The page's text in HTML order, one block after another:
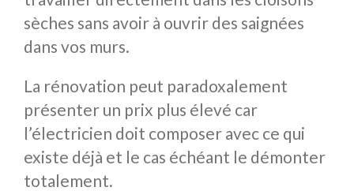
sèches sans avoir à ouvrir des saignées
dans vos murs.
La rénovation peut paradoxalement
présenter un prix plus élevé car
l’électricien doit composer avec ce qui
existe déjà et le cas échéant le démonter
totalement.